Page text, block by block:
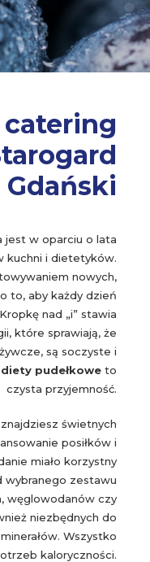
catering
Gdański
jest w oparciu o lata
kuchni i dietetyków.
nowych,
to, aby każdy dzień
nad „i” stawia
które sprawiają, że
są soczyste i
diety pudełkowe to
czysta przyjemność.
świetnych
posiłków i
miało korzystny
wybranego zestawu
węglowodanów czy
niezbędnych do
Wszystko
kaloryczności.